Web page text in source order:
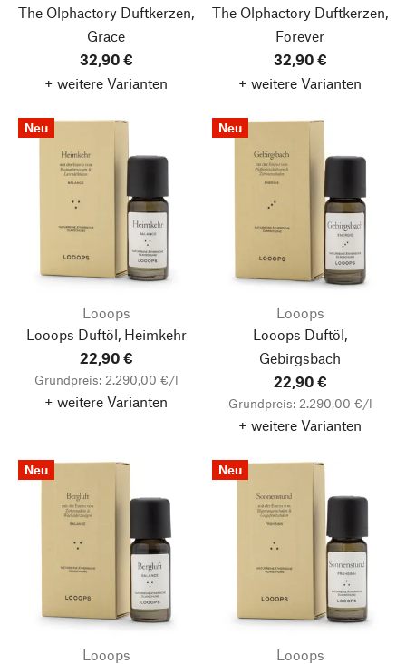
The Olphactory Duftkerzen,
Grace
32,90 €
+ weitere Varianten
The Olphactory Duftkerzen,
Forever
32,90 €
+ weitere Varianten
Neu
Looops
Looops Duftöl, Heimkehr
22,90 €
Grundpreis: 2.290,00 €/l
+ weitere Varianten
Neu
Looops
Looops Duftöl,
Gebirgsbach
22,90 €
Grundpreis: 2.290,00 €/l
+ weitere Varianten
Neu
Looops
Neu
Looops